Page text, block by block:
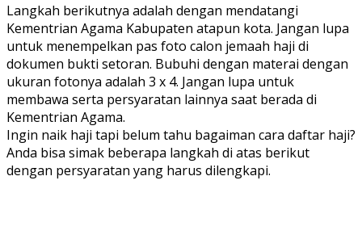
Langkah berikutnya adalah dengan mendatangi
Kementrian Agama Kabupaten atapun kota. Jangan lupa
untuk menempelkan pas foto calon jemaah haji di
dokumen bukti setoran. Bubuhi dengan materai dengan
ukuran fotonya adalah 3 x 4. Jangan lupa untuk
membawa serta persyaratan lainnya saat berada di
Kementrian Agama.
Ingin naik haji tapi belum tahu bagaiman cara daftar haji?
Anda bisa simak beberapa langkah di atas berikut
dengan persyaratan yang harus dilengkapi.